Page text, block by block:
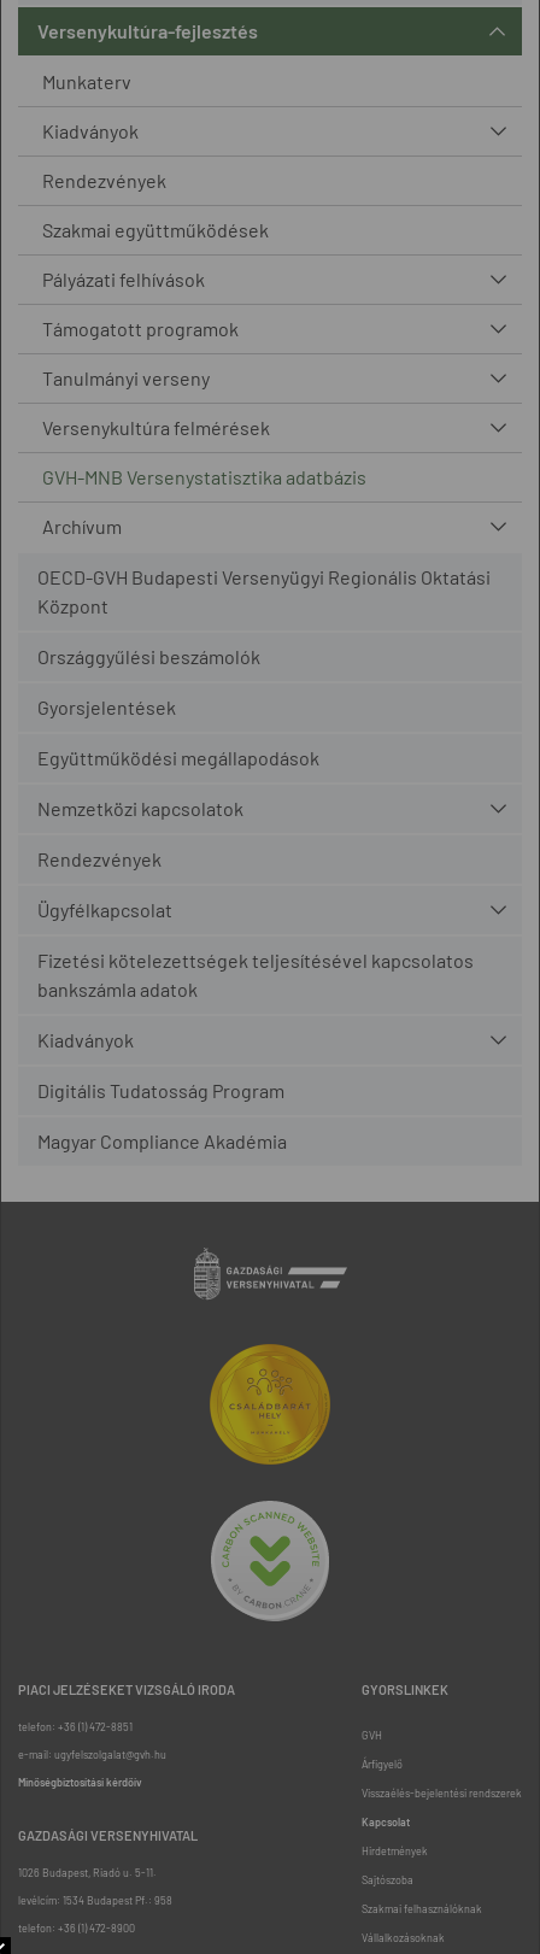
Versenykultúra-fejlesztés
Munkaterv
Kiadványok
Rendezvények
Szakmai együttműködések
Pályázati felhívások
Támogatott programok
Tanulmányi verseny
Versenykultúra felmérések
GVH-MNB Versenystatisztika adatbázis
Archívum
OECD-GVH Budapesti Versenyügyi Regionális Oktatási
Központ
Országgyűlési beszámolók
Gyorsjelentések
Együttműködési megállapodások
Nemzetközi kapcsolatok
Rendezvények
Ügyfélkapcsolat
Fizetési kötelezettségek teljesítésével kapcsolatos
bankszámla adatok
Kiadványok
Digitális Tudatosság Program
Magyar Compliance Akadémia
PIACI JELZÉSEKET VIZSGÁLÓ IRODA
telefon: +36 (1) 472-8851
e-mail: ugyfelszolgalat@gvh.hu
Minőségbiztosítási kérdőív
GAZDASÁGI VERSENYHIVATAL
1026 Budapest, Riadó u. 5-11.
levélcím: 1534 Budapest Pf.: 958
telefon: +36 (1) 472-8900
GYORSLINKEK
GVH
Árfigyelő
Visszaélés-bejelentési rendszerek
Kapcsolat
Hirdetmények
Sajtószoba
Szakmai felhasználóknak
Vállalkozásoknak